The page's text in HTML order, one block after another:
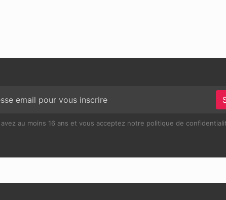
au moins 16 ans et vous acceptez notre politique de